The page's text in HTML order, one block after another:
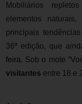
Mobiliários
elementos
principais
36ª edição, que
feira. Sob o mote
visitantes entre 18 e